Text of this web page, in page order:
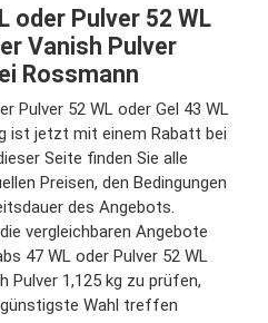
oder Pulver 52 WL
Vanish Pulver
Rossmann
Pulver 52 WL oder Gel 43 WL
ist jetzt mit einem Rabatt bei
Seite finden Sie alle
Preisen, den Bedingungen
des Angebots.
vergleichbaren Angebote
47 WL oder Pulver 52 WL
Pulver 1,125 kg zu prüfen,
Wahl treffen